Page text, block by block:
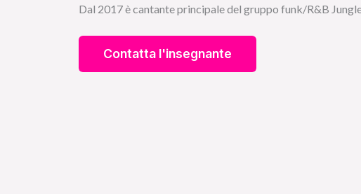
Dal 2017 è cantante principale del gruppo funk/R&B